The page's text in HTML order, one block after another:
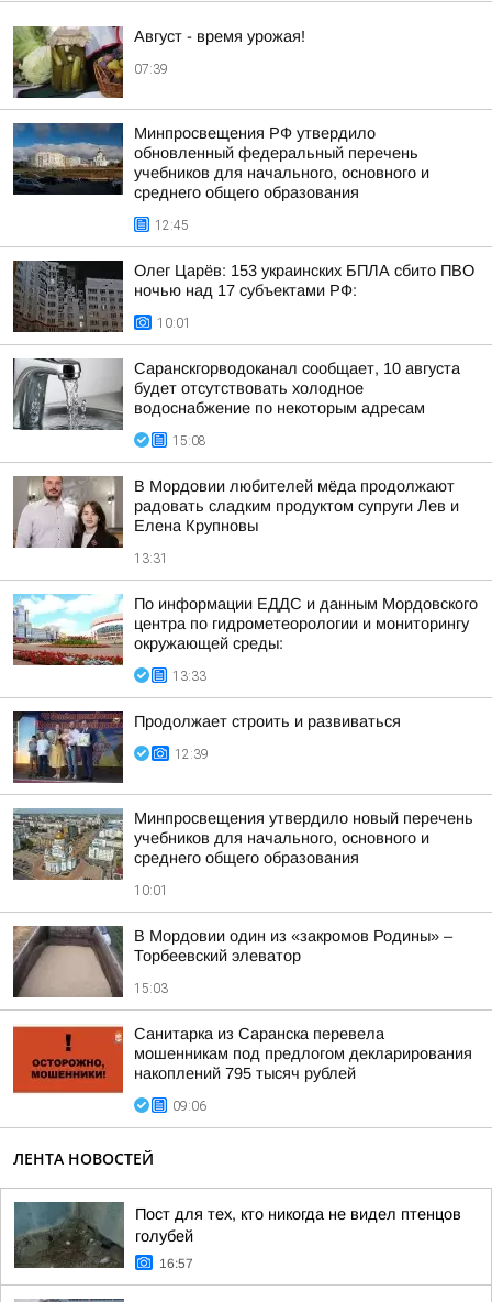
Август - время урожая!
07:39
Минпросвещения РФ утвердило
обновленный федеральный перечень
учебников для начального, основного и
среднего общего образования
12:45
Олег Царёв: 153 украинских БПЛА сбито ПВО
ночью над 17 субъектами РФ:
10:01
Саранскгорводоканал сообщает, 10 августа
будет отсутствовать холодное
водоснабжение по некоторым адресам
15:08
В Мордовии любителей мёда продолжают
радовать сладким продуктом супруги Лев и
Елена Крупновы
13:31
По информации ЕДДС и данным Мордовского
центра по гидрометеорологии и мониторингу
окружающей среды:
13:33
Продолжает строить и развиваться
12:39
Минпросвещения утвердило новый перечень
учебников для начального, основного и
среднего общего образования
10:01
В Мордовии один из «закромов Родины» –
Торбеевский элеватор
15:03
Санитарка из Саранска перевела
мошенникам под предлогом декларирования
накоплений 795 тысяч рублей
09:06
ЛЕНТА НОВОСТЕЙ
Пост для тех, кто никогда не видел птенцов
голубей
16:57